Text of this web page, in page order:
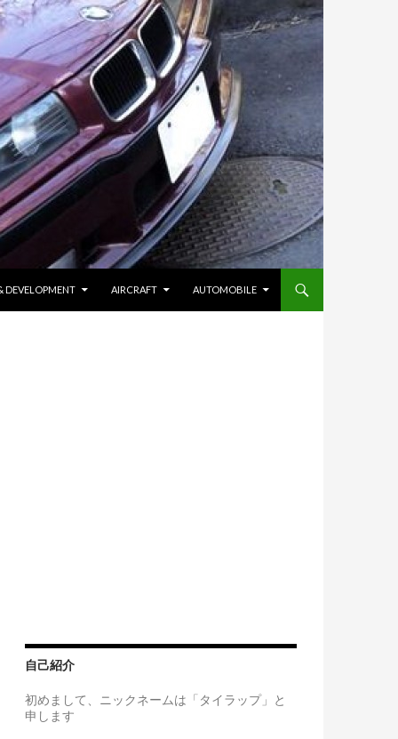
DEVELOPMENT AIRCRAFT AUTOMOBILE
自己紹介
初めまして、ニックネームは「タイラップ」と
申します